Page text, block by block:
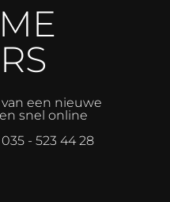
een nieuwe
snel online
- 523 44 28